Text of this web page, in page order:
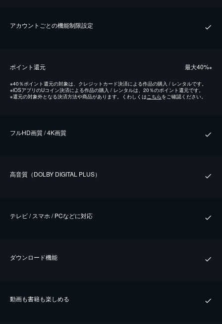
アカウントごとの機能制限設定
ポイント還元 最⼤40%※
※40％ポイント還元の対象は、クレジットカード決済による作品の購入 / レンタルです。
※iOSアプリのUコイン決済による作品の購入 / レンタルは、20％のポイント還元です。
※還元の対象外となる決済方法や商品があります。くわしくはこちらをご確認ください。
フルHD画質 / 4K画質
⾼⾳質（DOLBY DIGITAL PLUS）
テレビ / スマホ / PCなどに対応
ダウンロード機能
動画も書籍も楽しめる